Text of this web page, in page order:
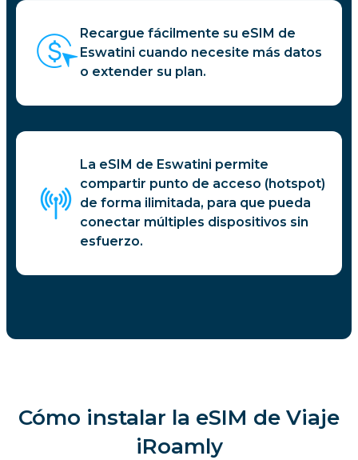
Recargue fácilmente su eSIM de
Eswatini cuando necesite más datos
o extender su plan.
La eSIM de Eswatini permite
compartir punto de acceso (hotspot)
de forma ilimitada, para que pueda
conectar múltiples dispositivos sin
esfuerzo.
Cómo instalar la eSIM de Viaje
iRoamly